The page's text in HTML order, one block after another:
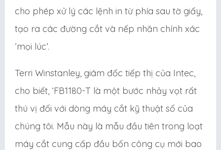
cho phép xử lý các lệnh in từ phía sau tờ giấy,
tạo ra các đường cắt và nếp nhăn chính xác
‘mọi lúc’.
Terri Winstanley, giám đốc tiếp thị của Intec,
cho biết, ‘FB1180-T là một bước nhảy vọt rất
thú vị đối với dòng máy cắt kỹ thuật số của
chúng tôi. Mẫu này là mẫu đầu tiên trong loạt
máy cắt cung cấp đầu bốn công cụ mới bao